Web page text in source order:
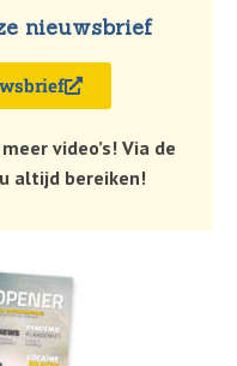
nieuwsbrief
video’s! Via de
altijd bereiken!